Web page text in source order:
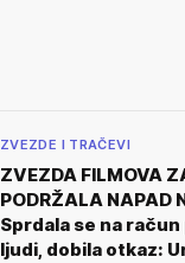
ZVEZDE I TRAČEVI
ZVEZDA FILMOVA
PODRŽALA NAPAD
Sprdala se na
ljudi, dobila otkaz: